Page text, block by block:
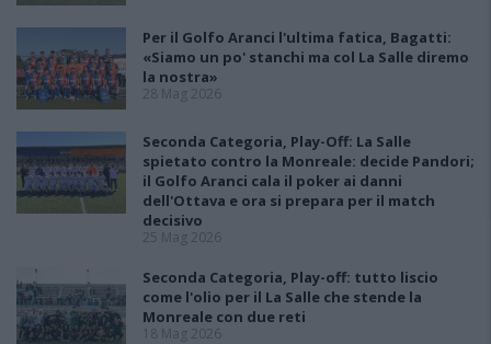
Per il Golfo Aranci l'ultima fatica, Bagatti:
«Siamo un po' stanchi ma col La Salle diremo
la nostra»
28 Mag 2026
Seconda Categoria, Play-Off: La Salle
spietato contro la Monreale: decide Pandori;
il Golfo Aranci cala il poker ai danni
dell'Ottava e ora si prepara per il match
decisivo
25 Mag 2026
Seconda Categoria, Play-off: tutto liscio
come l'olio per il La Salle che stende la
Monreale con due reti
18 Mag 2026